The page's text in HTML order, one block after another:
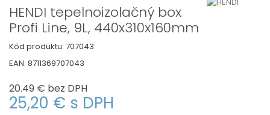
HENDI tepelnoizolačný box
Profi Line, 9L, 440x310x160mm
Kód produktu: 707043
EAN: 8711369707043
20.49 € bez DPH
25,20 € s DPH